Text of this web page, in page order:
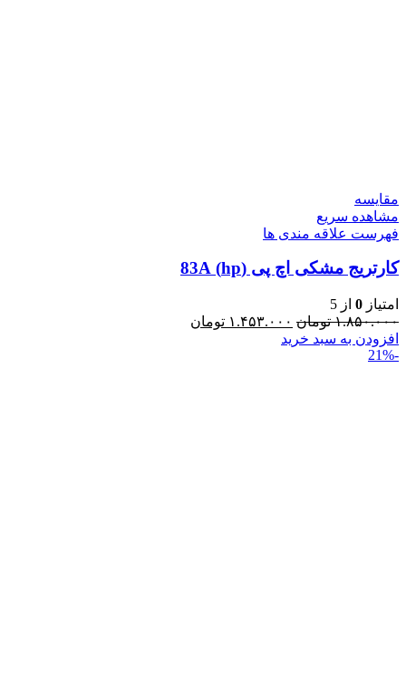
مقایسه
مشاهده سریع
فهرست علاقه مندی ها
کارتریج مشکی اچ پی (hp) 83A
امتیاز 0 از 5
۱.۸۵۰.۰۰۰ تومان ۱.۴۵۳.۰۰۰ تومان
افزودن به سبد خرید
-21%